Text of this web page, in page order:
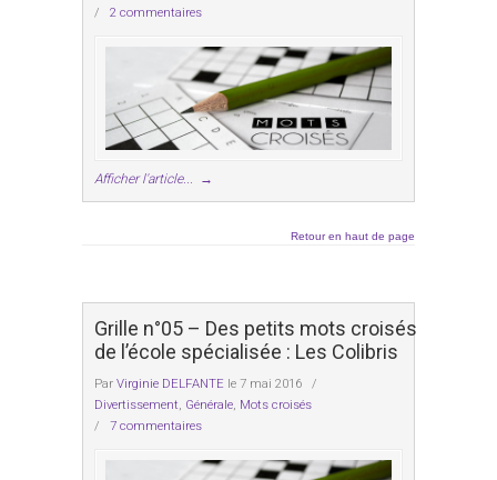
/ 2 commentaires
Afficher l'article... →
Retour en haut de page
Grille n°05 – Des petits mots croisés
de l’école spécialisée : Les Colibris
Par Virginie DELFANTE le 7 mai 2016
/
Divertissement, Générale, Mots croisés
/ 7 commentaires